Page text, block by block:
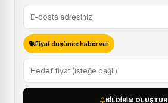
Fiyat düşünce haber ver
BILDIRIM OLUŞTUR